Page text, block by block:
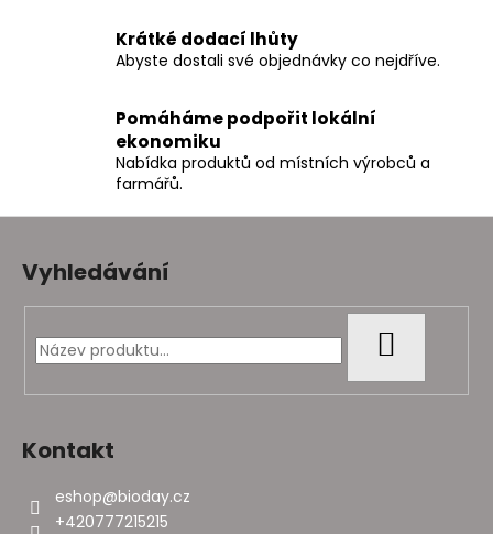
v
ý
p
s
u
Krátké dodací lhůty
Abyste dostali své objednávky co nejdříve.
Pomáháme podpořit lokální
ekonomiku
Nabídka produktů od místních výrobců a
farmářů.
Vyhledávání
Kontakt
eshop@bioday.cz
+420777215215